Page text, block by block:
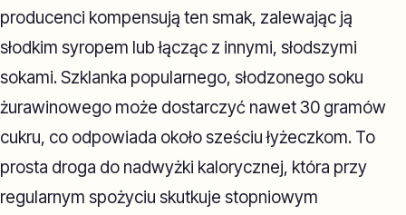
producenci kompensują ten smak, zalewając ją
słodkim syropem lub łącząc z innymi, słodszymi
sokami. Szklanka popularnego, słodzonego soku
żurawinowego może dostarczyć nawet 30 gramów
cukru, co odpowiada około sześciu łyżeczkom. To
prosta droga do nadwyżki kalorycznej, która przy
regularnym spożyciu skutkuje stopniowym